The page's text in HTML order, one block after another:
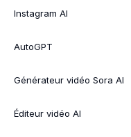
Instagram AI
AutoGPT
Générateur vidéo Sora AI
Éditeur vidéo AI